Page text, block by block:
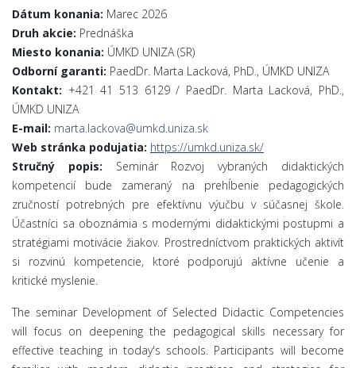
Dátum konania: Marec 2026
Druh akcie: Prednáška
Miesto konania: ÚMKD UNIZA (SR)
Odborní garanti: PaedDr. Marta Lacková, PhD., ÚMKD UNIZA
Kontakt: +421 41 513 6129 / PaedDr. Marta Lacková, PhD.,
ÚMKD UNIZA
E-mail: marta.lackova@umkd.uniza.sk
Web stránka podujatia: https://umkd.uniza.sk/
Stručný popis: Seminár Rozvoj vybraných didaktických
kompetencií bude zameraný na prehĺbenie pedagogických
zručností potrebných pre efektívnu výučbu v súčasnej škole.
Účastníci sa oboznámia s modernými didaktickými postupmi a
stratégiami motivácie žiakov. Prostredníctvom praktických aktivít
si rozvinú kompetencie, ktoré podporujú aktívne učenie a
kritické myslenie.
The seminar Development of Selected Didactic Competencies
will focus on deepening the pedagogical skills necessary for
effective teaching in today's schools. Participants will become